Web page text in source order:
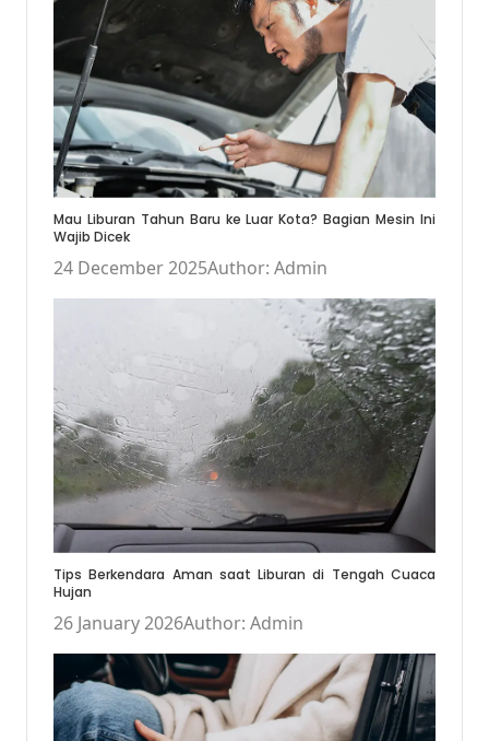
Mau Liburan Tahun Baru ke Luar Kota? Bagian Mesin Ini
Wajib Dicek
24 December 2025Author: Admin
Tips Berkendara Aman saat Liburan di Tengah Cuaca
Hujan
26 January 2026Author: Admin